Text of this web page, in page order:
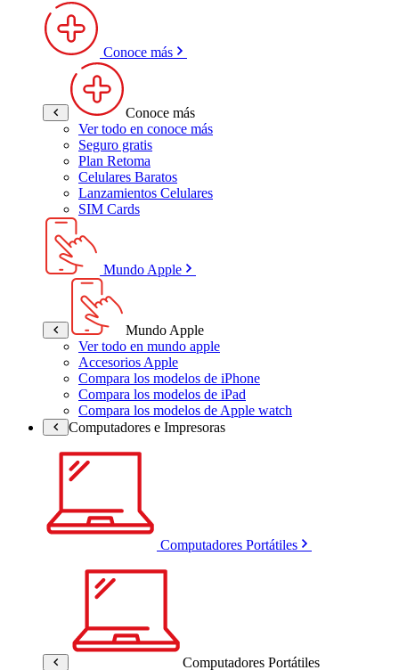
Conoce más
Conoce más
Ver todo en conoce más
Seguro gratis
Plan Retoma
Celulares Baratos
Lanzamientos Celulares
SIM Cards
Mundo Apple
Mundo Apple
Ver todo en mundo apple
Accesorios Apple
Compara los modelos de iPhone
Compara los modelos de iPad
Compara los modelos de Apple watch
Computadores e Impresoras
Computadores Portátiles
Computadores Portátiles